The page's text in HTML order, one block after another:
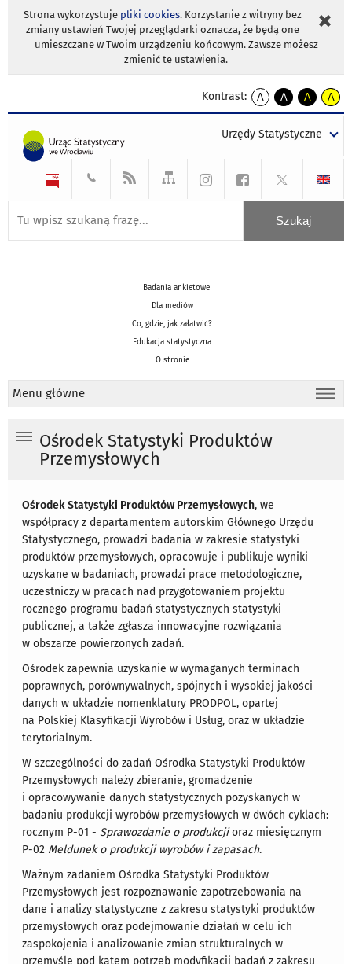
Strona wykorzystuje pliki cookies. Korzystanie z witryny bez
zmiany ustawień Twojej przeglądarki oznacza, że będą one
umieszczane w Twoim urządzeniu końcowym. Zawsze możesz
zmienić te ustawienia.
Kontrast:
A
kontrast
A
kontrast
tekst
czarnym
A
kontrast
tekst
czarnym
A
tekst
żółtym
Urzędy Statystyczne
Badania ankietowe
Dla mediów
Co, gdzie, jak załatwić?
Edukacja statystyczna
O stronie
Menu główne
Ośrodek Statystyki Produktów
Przemysłowych
Ośrodek Statystyki Produktów Przemysłowych, we
współpracy z departamentem autorskim Głównego Urzędu
Statystycznego, prowadzi badania w zakresie statystyki
produktów przemysłowych, opracowuje i publikuje wyniki
uzyskane w badaniach, prowadzi prace metodologiczne,
uczestniczy w pracach nad przygotowaniem projektu
rocznego programu badań statystycznych statystyki
publicznej, a także zgłasza innowacyjne rozwiązania
w obszarze powierzonych zadań.
Ośrodek zapewnia uzyskanie w wymaganych terminach
poprawnych, porównywalnych, spójnych i wysokiej jakości
danych w układzie nomenklatury PRODPOL, opartej
na Polskiej Klasyfikacji Wyrobów i Usług, oraz w układzie
terytorialnym.
W szczególności do zadań Ośrodka Statystyki Produktów
Przemysłowych należy zbieranie, gromadzenie
i opracowywanie danych statystycznych pozyskanych w
badaniu produkcji wyrobów przemysłowych w dwóch cyklach:
rocznym P-01 - Sprawozdanie o produkcjioraz miesięcznym
P-02 Meldunek o produkcji wyrobów i zapasach.
Ważnym zadaniem Ośrodka Statystyki Produktów
Przemysłowych jest rozpoznawanie zapotrzebowania na
dane i analizy statystyczne z zakresu statystyki produktów
przemysłowych oraz podejmowanie działań w celu ich
zaspokojenia i analizowanie zmian strukturalnych w